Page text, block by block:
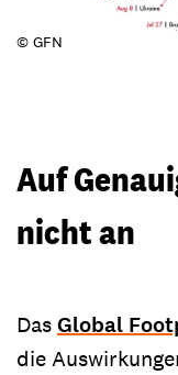
© GFN
Auf
nicht an
DasGlobal
die